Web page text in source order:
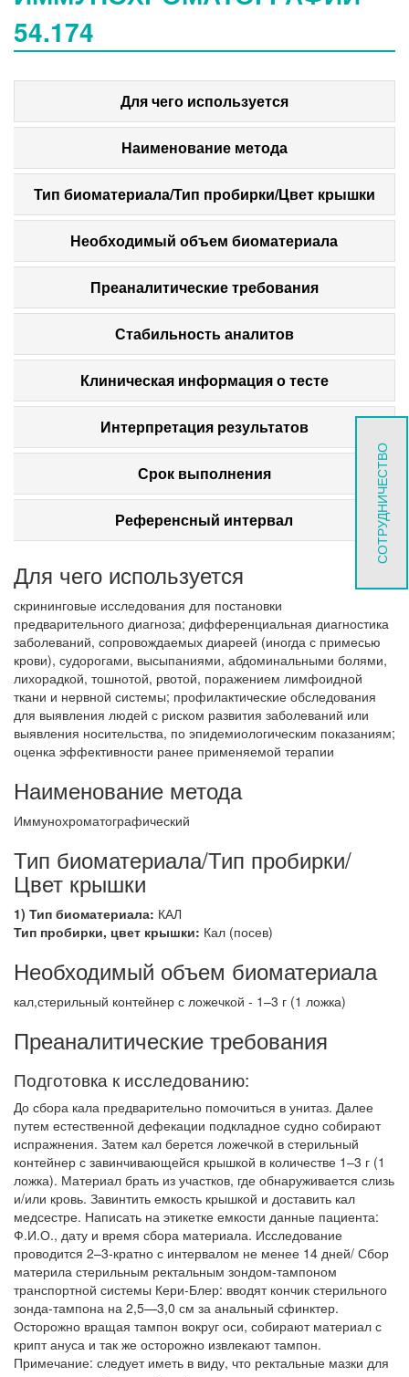
54.174
Для чего используется
Наименование метода
Тип биоматериала/Тип пробирки/Цвет крышки
Необходимый объем биоматериала
Преаналитические требования
Стабильность аналитов
Клиническая информация о тесте
Интерпретация результатов
Срок выполнения
Референсный интервал
Для чего используется
скрининговые исследования для постановки
предварительного диагноза; дифференциальная диагностика
заболеваний, сопровождаемых диареей (иногда с примесью
крови), судорогами, высыпаниями, абдоминальными болями,
лихорадкой, тошнотой, рвотой, поражением лимфоидной
ткани и нервной системы; профилактические обследования
для выявления людей с риском развития заболеваний или
выявления носительства, по эпидемиологическим показаниям;
оценка эффективности ранее применяемой терапии
Наименование метода
Иммунохроматографический
Тип биоматериала/Тип пробирки/
Цвет крышки
1) Тип биоматериала: КАЛ
Тип пробирки, цвет крышки: Кал (посев)
Необходимый объем биоматериала
кал,стерильный контейнер с ложечкой - 1–3 г (1 ложка)
Преаналитические требования
Подготовка к исследованию:
До сбора кала предварительно помочиться в унитаз. Далее
путем естественной дефекации подкладное судно собирают
испражнения. Затем кал берется ложечкой в стерильный
контейнер с завинчивающейся крышкой в количестве 1–3 г (1
ложка). Материал брать из участков, где обнаруживается слизь
и/или кровь. Завинтить емкость крышкой и доставить кал
медсестре. Написать на этикетке емкости данные пациента:
Ф.И.О., дату и время сбора материала. Исследование
проводится 2–3-кратно с интервалом не менее 14 дней/ Сбор
материла стерильным ректальным зондом-тампоном
транспортной системы Кери-Блер: вводят кончик стерильного
зонда-тампона на 2,5—3,0 см за анальный сфинктер.
Осторожно вращая тампон вокруг оси, собирают материал с
крипт ануса и так же осторожно извлекают тампон.
Примечание: следует иметь в виду, что ректальные мазки для
СОТРУДНИЧЕСТВО